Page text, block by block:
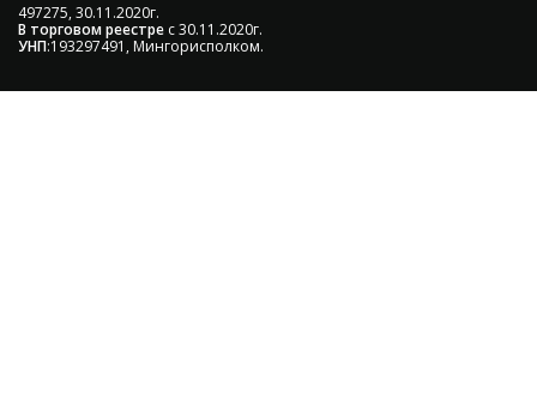
497275, 30.11.2020г.
В торговом реестре с 30.11.2020г.
УНП:193297491, Мингорисполком.